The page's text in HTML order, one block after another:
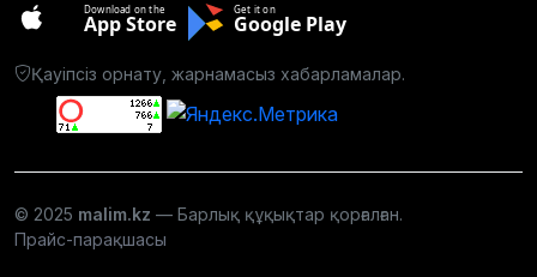
Download on the
App Store
Get it on
Google Play
Қауіпсіз орнату, жарнамасыз хабарламалар.
© 2025 malim.kz — Барлық құқықтар қорғалған.
Прайс-парақшасы